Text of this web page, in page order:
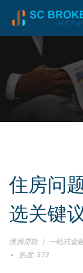
住房问
选关键
澳洲贷款 ｜ 一站式金
热度: 373